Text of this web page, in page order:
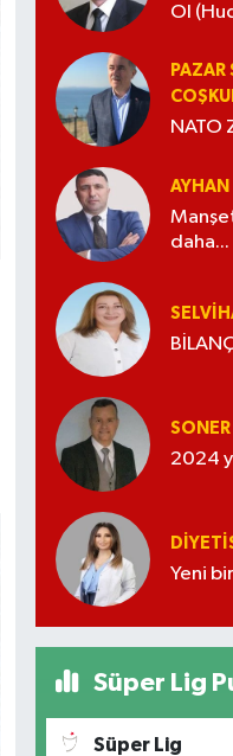
Ol
NATO
AYHAN
daha...
2024
Yeni
Süper Lig
Süper Lig